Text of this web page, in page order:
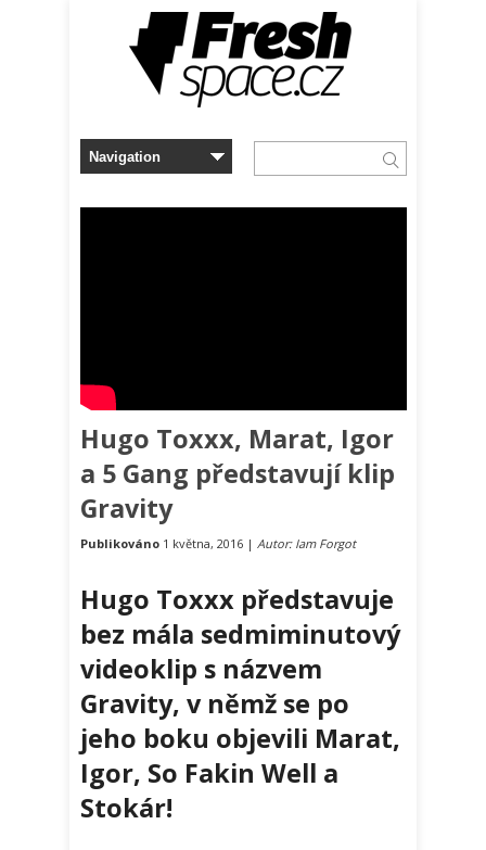
Hugo Toxxx, Marat, Igor
a 5 Gang představují klip
Gravity
Publikováno 1 května, 2016 | Autor: Iam Forgot
Hugo Toxxx představuje
bez mála sedmiminutový
videoklip s názvem
Gravity, v němž se po
jeho boku objevili Marat,
Igor, So Fakin Well a
Stokár!